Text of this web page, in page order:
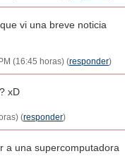
vi una breve noticia
(16:45 horas) (responder)
xD
(responder)
a una supercomputadora